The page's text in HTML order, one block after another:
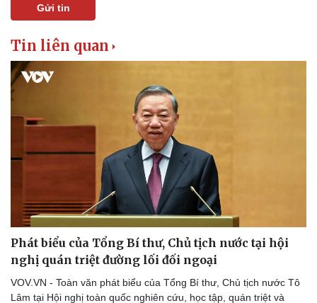
Gửi tin
Tin liên quan
Phát biểu của Tổng Bí thư, Chủ tịch nước tại hội
nghị quán triệt đường lối đối ngoại
VOV.VN - Toàn văn phát biểu của Tổng Bí thư, Chủ tịch nước Tô
Lâm tại Hội nghị toàn quốc nghiên cứu, học tập, quán triệt và